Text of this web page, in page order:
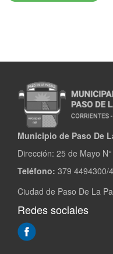
Municipio de Paso De
Dirección: 25 de Mayo
Teléfono: 379 4494300/
Ciudad de Paso De La
Redes sociales